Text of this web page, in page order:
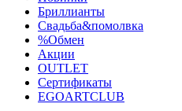
Бриллианты
Свадьба&помолвка
%Обмен
Акции
OUTLET
Сертификаты
EGOARTCLUB